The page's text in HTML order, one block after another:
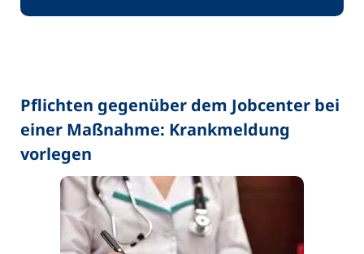
Pflichten gegenüber dem Jobcenter bei
einer Maßnahme: Krankmeldung
vorlegen